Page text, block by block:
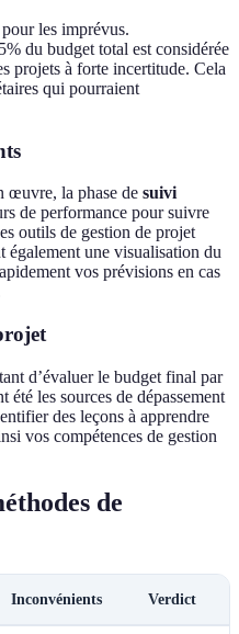
les imprévus.
du budget total est considérée
projets à forte incertitude. Cela
qui pourraient
œuvre, la phase de suivi
de performance pour suivre
outils de gestion de projet
également une visualisation du
vos prévisions en cas
d’évaluer le budget final par
les sources de dépassement
des leçons à apprendre
vos compétences de gestion
de
Inconvénients Verdict